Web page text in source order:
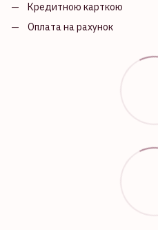
Кредитною карткою
Оплата на рахунок